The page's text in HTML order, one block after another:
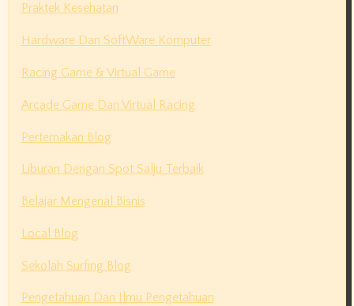
Praktek Kesehatan
Hardware Dan SoftWare Komputer
Racing Game & Virtual Game
Arcade Game Dan Virtual Racing
Perternakan Blog
Liburan Dengan Spot Salju Terbaik
Belajar Mengenal Bisnis
Local Blog
Sekolah Surfing Blog
Pengetahuan Dan Ilmu Pengetahuan